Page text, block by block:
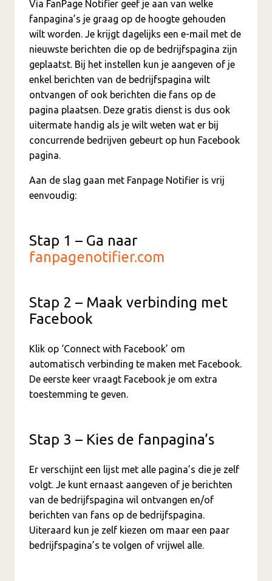
Via FanPage Notifier geef je aan van welke
fanpagina’s je graag op de hoogte gehouden
wilt worden. Je krijgt dagelijks een e-mail met de
nieuwste berichten die op de bedrijfspagina zijn
geplaatst. Bij het instellen kun je aangeven of je
enkel berichten van de bedrijfspagina wilt
ontvangen of ook berichten die fans op de
pagina plaatsen. Deze gratis dienst is dus ook
uitermate handig als je wilt weten wat er bij
concurrende bedrijven gebeurt op hun Facebook
pagina.
Aan de slag gaan met Fanpage Notifier is vrij
eenvoudig:
Stap 1 – Ga naar
fanpagenotifier.com
Stap 2 – Maak verbinding met
Facebook
Klik op ‘Connect with Facebook’ om
automatisch verbinding te maken met Facebook.
De eerste keer vraagt Facebook je om extra
toestemming te geven.
Stap 3 – Kies de fanpagina’s
Er verschijnt een lijst met alle pagina’s die je zelf
volgt. Je kunt ernaast aangeven of je berichten
van de bedrijfspagina wil ontvangen en/of
berichten van fans op de bedrijfspagina.
Uiteraard kun je zelf kiezen om maar een paar
bedrijfspagina’s te volgen of vrijwel alle.